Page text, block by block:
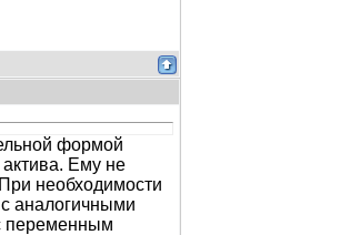
формой
актива. Ему не
необходимости
аналогичными
переменным